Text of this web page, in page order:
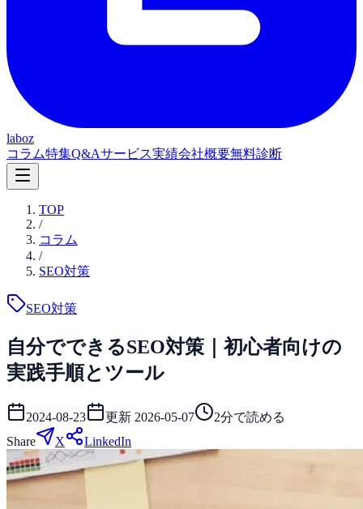
laboz
コラム特集Q&Aサービス実績会社概要無料診断
TOP
/
コラム
/
SEO対策
SEO対策
自分でできるSEO対策｜初心者向けの
実践手順とツール
2024-08-23 更新 2026-05-07 2分で読める
Share
X LinkedIn